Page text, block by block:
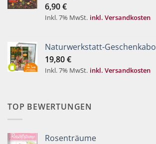
6,90€
Inkl. 7% MwSt. inkl. Versandkosten
Naturwerkstatt-Geschenkabo
19,80€
Inkl. 7% MwSt. inkl. Versandkosten
TOP BEWERTUNGEN
Rosenträume